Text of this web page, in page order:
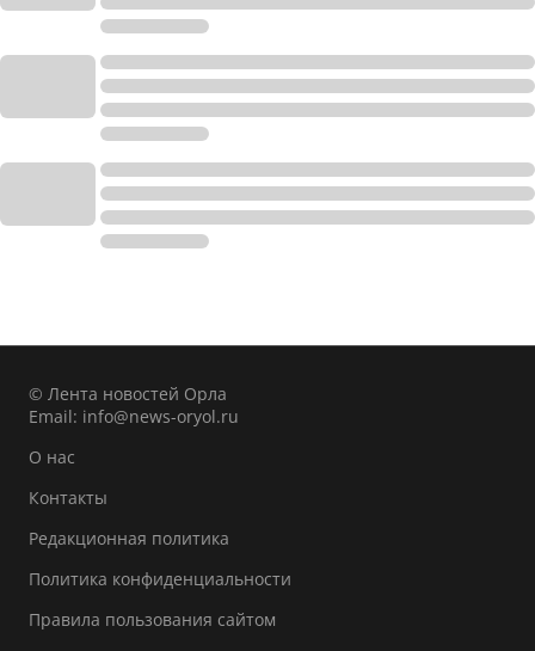
© Лента новостей Орла
Email: info@news-oryol.ru
О нас
Контакты
Редакционная политика
Политика конфиденциальности
Правила пользования сайтом